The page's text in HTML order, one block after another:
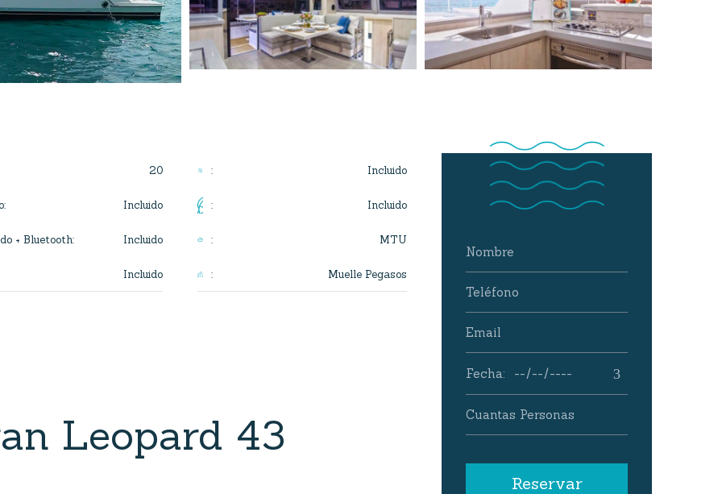
20
: Incluido
+ Bluetooth: Incluido
Incluido
: Incluido
: Incluido
: MTU
: Muelle Pegasos
Leopard 43